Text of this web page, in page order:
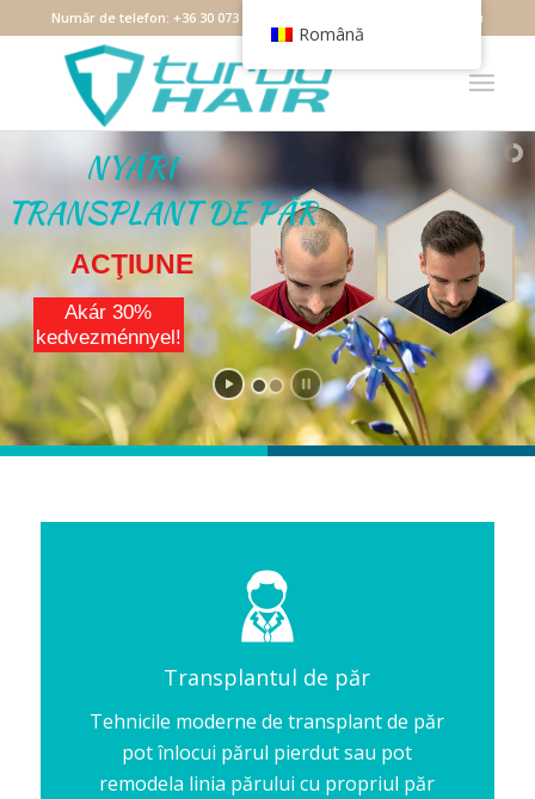
Număr de telefon: +36 30 073 7349 debrecen@turbohair.hu
Akár 30%
kedvezménnyel!
ACŢIUNE
NYÁRI
TRANSPLANT DE PĂR
Transplantul de păr
Tehnicile moderne de transplant de păr
pot înlocui părul pierdut sau pot
remodela linia părului cu propriul păr
Română